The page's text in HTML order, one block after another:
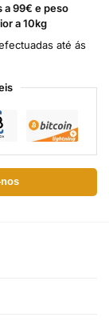
a 99€ e peso
a 10kg
até ás